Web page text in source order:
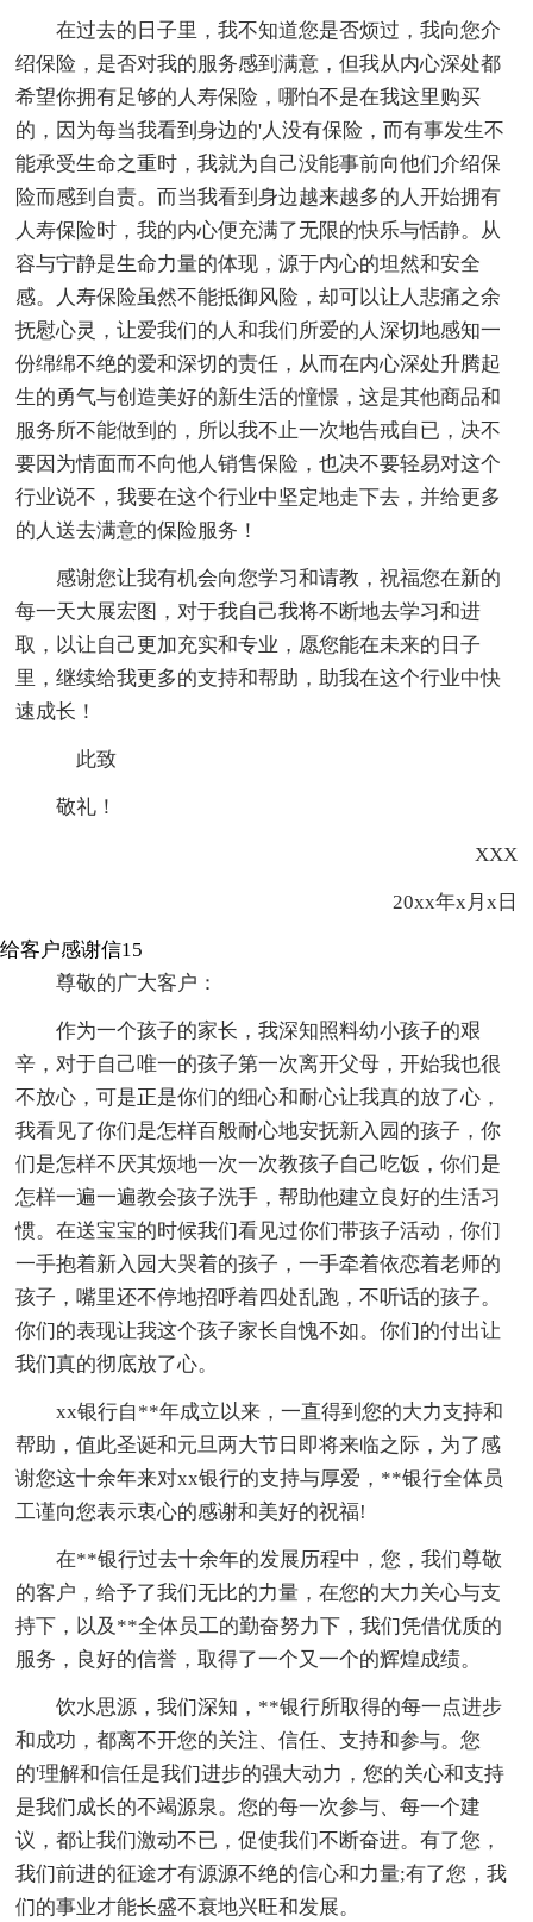
在过去的日子里，我不知道您是否烦过，我向您介
绍保险，是否对我的服务感到满意，但我从内心深处都
希望你拥有足够的人寿保险，哪怕不是在我这里购买
的，因为每当我看到身边的'人没有保险，而有事发生不
能承受生命之重时，我就为自己没能事前向他们介绍保
险而感到自责。而当我看到身边越来越多的人开始拥有
人寿保险时，我的内心便充满了无限的快乐与恬静。从
容与宁静是生命力量的体现，源于内心的坦然和安全
感。人寿保险虽然不能抵御风险，却可以让人悲痛之余
抚慰心灵，让爱我们的人和我们所爱的人深切地感知一
份绵绵不绝的爱和深切的责任，从而在内心深处升腾起
生的勇气与创造美好的新生活的憧憬，这是其他商品和
服务所不能做到的，所以我不止一次地告戒自已，决不
要因为情面而不向他人销售保险，也决不要轻易对这个
行业说不，我要在这个行业中坚定地走下去，并给更多
的人送去满意的保险服务！
感谢您让我有机会向您学习和请教，祝福您在新的
每一天大展宏图，对于我自己我将不断地去学习和进
取，以让自己更加充实和专业，愿您能在未来的日子
里，继续给我更多的支持和帮助，助我在这个行业中快
速成长！
此致
敬礼！
XXX
20xx年x月x日
给客户感谢信15
尊敬的广大客户：
作为一个孩子的家长，我深知照料幼小孩子的艰
辛，对于自己唯一的孩子第一次离开父母，开始我也很
不放心，可是正是你们的细心和耐心让我真的放了心，
我看见了你们是怎样百般耐心地安抚新入园的孩子，你
们是怎样不厌其烦地一次一次教孩子自己吃饭，你们是
怎样一遍一遍教会孩子洗手，帮助他建立良好的生活习
惯。在送宝宝的时候我们看见过你们带孩子活动，你们
一手抱着新入园大哭着的孩子，一手牵着依恋着老师的
孩子，嘴里还不停地招呼着四处乱跑，不听话的孩子。
你们的表现让我这个孩子家长自愧不如。你们的付出让
我们真的彻底放了心。
xx银行自**年成立以来，一直得到您的大力支持和
帮助，值此圣诞和元旦两大节日即将来临之际，为了感
谢您这十余年来对xx银行的支持与厚爱，**银行全体员
工谨向您表示衷心的感谢和美好的祝福!
在**银行过去十余年的发展历程中，您，我们尊敬
的客户，给予了我们无比的力量，在您的大力关心与支
持下，以及**全体员工的勤奋努力下，我们凭借优质的
服务，良好的信誉，取得了一个又一个的辉煌成绩。
饮水思源，我们深知，**银行所取得的每一点进步
和成功，都离不开您的关注、信任、支持和参与。您
的'理解和信任是我们进步的强大动力，您的关心和支持
是我们成长的不竭源泉。您的每一次参与、每一个建
议，都让我们激动不已，促使我们不断奋进。有了您，
我们前进的征途才有源源不绝的信心和力量;有了您，我
们的事业才能长盛不衰地兴旺和发展。